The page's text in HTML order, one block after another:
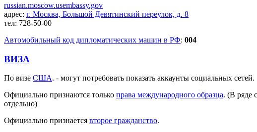
russian.moscow.usembassy.gov
адрес: г. Москва, Большой Девятинский переулок, д. 8
тел: 728-50-00
Автомобильный код дипломатических машин в РФ: 004
ВИЗА
По визе США. - могут потребовать показать аккаунты социальных сетей.
Официально признаются только права международного образца. (В ряде
отдельно)
Официально признается второе гражданство.